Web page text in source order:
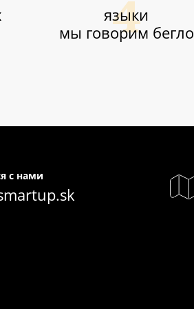
языки
мы говорим бегло
с нами